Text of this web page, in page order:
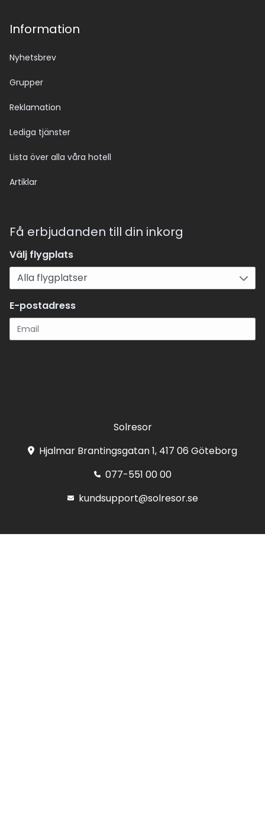
Information
Nyhetsbrev
Grupper
Reklamation
Lediga tjänster
Lista över alla våra hotell
Artiklar
Få erbjudanden till din inkorg
Välj flygplats
E-postadress
Solresor
Hjalmar Brantingsgatan 1, 417 06 Göteborg
077-551 00 00
kundsupport@solresor.se